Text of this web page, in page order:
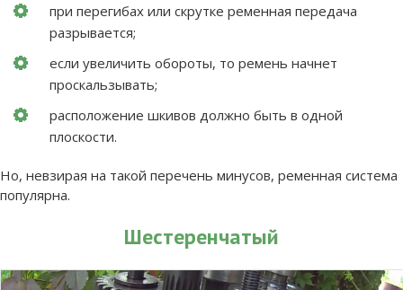
при перегибах или скрутке ременная передача
разрывается;
если увеличить обороты, то ремень начнет
проскальзывать;
расположение шкивов должно быть в одной
плоскости.
Но, невзирая на такой перечень минусов, ременная система
популярна.
Шестеренчатый